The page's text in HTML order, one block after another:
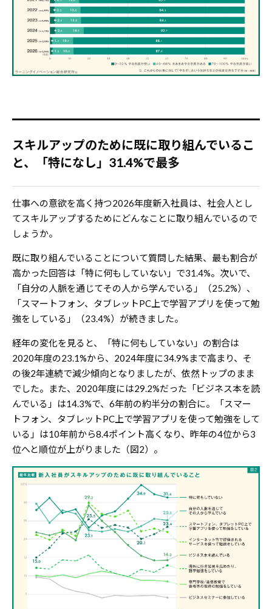
スキルアップのために既に取り組んでいるこ
と、「特になし」31.4%で最多
仕事への意欲を高く持つ2026年度新入社員は、社会人とし
てスキルアップするためにどんなことに取り組んでいるので
しょうか。
既に取り組んでいることについて質問した結果、最も割合が
高かった回答は「特に何もしていない」で31.4%。次いで、
「自分の人脈を通じてその人から学んでいる」（25.2%）、
「スマートフォン、タブレットPC上で学習アプリを使って勉
強をしている」（23.4%）が続きました。
経年の変化を見ると、「特に何もしていない」の割合は
2020年度の23.1%から、2024年度に34.9%まで高まり、そ
の後2年連続で減少傾向となりましたが、依然トップのまま
でした。また、2020年度には29.2%だった「ビジネス本を読
んでいる」は14.3%で、6年前の約半分の割合に。「スマー
トフォン、タブレットPC上で学習アプリを使って勉強をして
いる」は10年前から8.4ポイント高くなり、昨年の4位から3
位へと順位が上がりました（図2）。